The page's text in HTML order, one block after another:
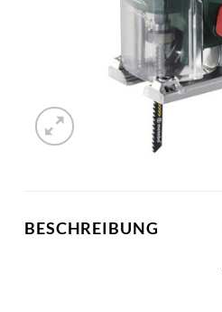
BESCHREIBUNG